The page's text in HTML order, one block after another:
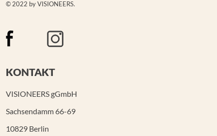
© 2022 by VISIONEERS.
KONTAKT
VISIONEERS gGmbH
Sachsendamm 66-69
10829 Berlin